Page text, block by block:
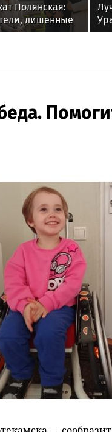
Полянская:
лишенные
могут
по